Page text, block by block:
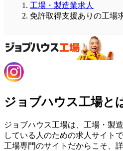
工場・製造業求人
免許取得支援ありの工場
ジョブハウス工場と
ジョブハウス工場は、工場・製
している人のための求人サイトで
工場専門のサイトだからこそ、